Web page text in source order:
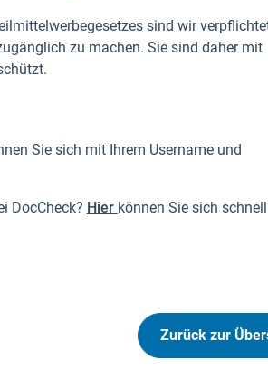
sind wir
zu machen. Sie sind daher mit
Sie sich mit Ihrem Username und
DocCheck? Hier können Sie sich
Zurück zur